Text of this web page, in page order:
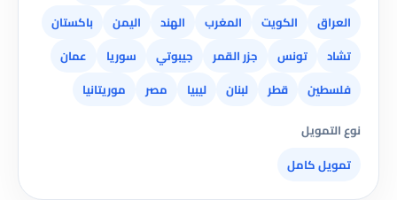
العراق
الكويت المغرب الهند اليمن
باكستان
تشاد
تونس جزر القمر جيبوتي سوريا
عمان
فلسطين
قطر لبنان ليبيا مصر
موريتانيا
نوع التمويل
تمويل كامل